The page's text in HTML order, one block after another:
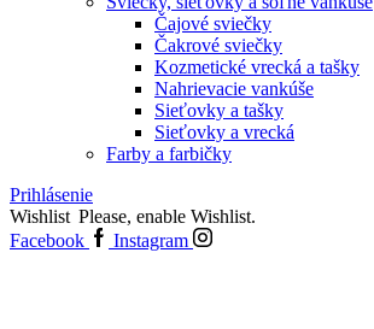
Čajové sviečky
Čakrové sviečky
Kozmetické vrecká a tašky
Nahrievacie vankúše
Sieťovky a tašky
Sieťovky a vrecká
Farby a farbičky
Prihlásenie
Wishlist Please, enable Wishlist.
Facebook
Instagram